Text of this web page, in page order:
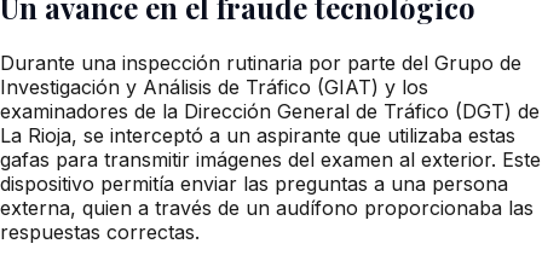
Durante una inspección rutinaria por parte del Grupo de
Investigación y Análisis de Tráfico (GIAT) y los
examinadores de la Dirección General de Tráfico (DGT) de
La Rioja, se interceptó a un aspirante que utilizaba estas
gafas para transmitir imágenes del examen al exterior. Este
dispositivo permitía enviar las preguntas a una persona
externa, quien a través de un audífono proporcionaba las
respuestas correctas.